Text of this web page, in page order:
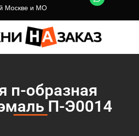
Москве и МО
п-образная
П-Э0014